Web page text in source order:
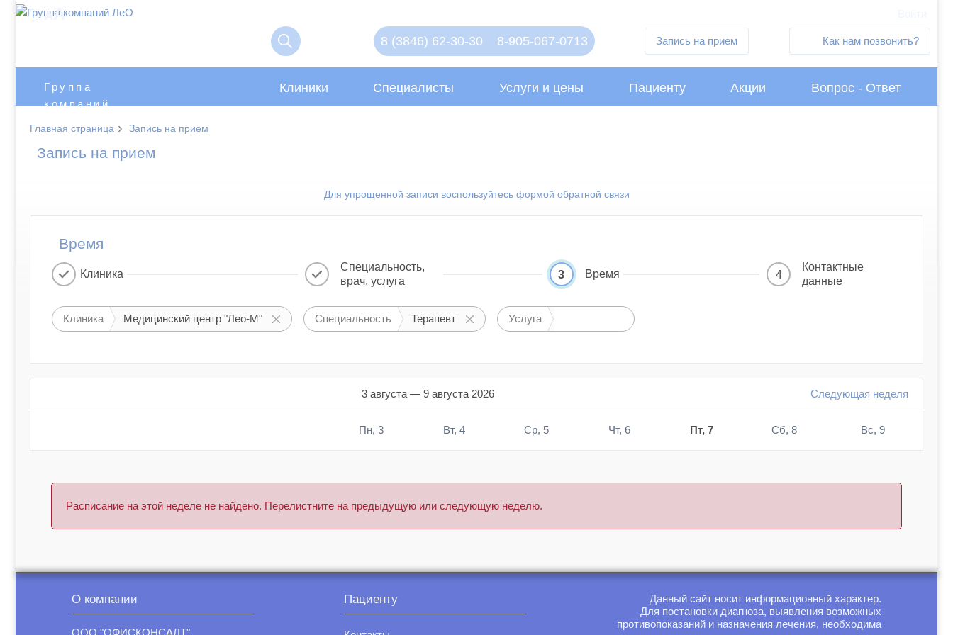
AA
Группа
компаний
8 (3846) 62-30-30 8-905-067-0713 Запись на прием Как нам позвонить?
Клиники Специалисты Услуги и цены Пациенту Акции Вопрос - Ответ
Главная страница › Запись на прием
Запись на прием
Для упрощенной записи воспользуйтесь формой обратной связи
Время
Клиника
Специальность,
врач, услуга
3 Время 4
Контактные
данные
Клиника Медицинский центр "Лео-М" Специальность Терапевт Услуга
Следующая неделя
3 августа — 9 августа 2026
Пн, 3 Вт, 4 Ср, 5 Чт, 6 Пт, 7 Сб, 8 Вс, 9
Расписание на этой неделе не найдено. Перелистните на предыдущую или следующую неделю.
О компании Пациенту
Данный сайт носит информационный характер.
Для постановки диагноза, выявления возможных
противопоказаний и назначения лечения, необходима